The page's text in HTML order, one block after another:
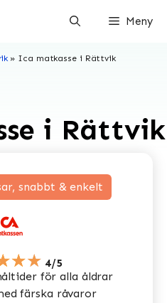
Meny
» Ica matkasse i Rättvik
i Rättvik
snabbt & enkelt
4/5
för alla åldrar
färska råvaror